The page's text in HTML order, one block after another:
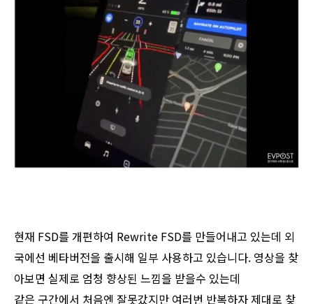
현재 FSD를 개편하여 Rewrite FSD를 만들어내고 있는데 외
국에선 베타버전을 출시해 일부 사용하고 있습니다. 영상을 찾
아보면 실제로 엄청 향상된 느낌을 받을수 있는데
같은 구간에서 처음엔 잘못갔지만 여러번 반복하자 제대로 찾